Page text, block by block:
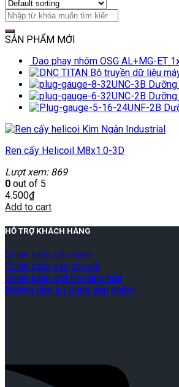
SẢN PHẨM MỚI
Dao phay nhôm OSG AL+MG-ET
Bộ truyền dữ liệu
Ren cấy Helicoil M8x1.0-3D
Lượt xem: 869
0 out of 5
4.500₫
Add to cart
HỖ TRỢ KHÁCH HÀNG
Chính sách bảo hành
Chính sách vận chuyển
Chính sách đổi trả hàng hóa
Hướng dẫn sử dụng sản phẩm